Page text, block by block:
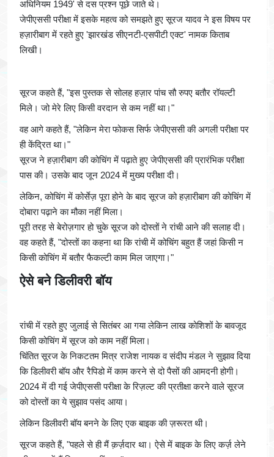
अधिनियम 1949' से दस प्रश्न पूछे जाते थे।
जेपीएससी परीक्षा में इसके महत्व को समझते हुए सूरज यादव ने इस विषय पर
हज़ारीबाग में रहते हुए 'झारखंड सीएनटी-एसपीटी एक्ट' नामक किताब
लिखी।
सूरज कहते हैं, "इस पुस्तक से सोलह हज़ार पांच सौ रुपए बतौर रॉयल्टी
मिले। जो मेरे लिए किसी वरदान से कम नहीं था।"
वह आगे कहते हैं, "लेकिन मेरा फोकस सिर्फ जेपीएससी की अगली परीक्षा पर
ही केंद्रित था।"
सूरज ने हज़ारीबाग की कोचिंग में पढ़ाते हुए जेपीएससी की प्रारंभिक परीक्षा
पास की। उसके बाद जून 2024 में मुख्य परीक्षा दी।
लेकिन, कोचिंग में कोर्सेज़ पूरा होने के बाद सूरज को हज़ारीबाग की कोचिंग में
दोबारा पढ़ाने का मौका नहीं मिला।
पूरी तरह से बेरोज़गार हो चुके सूरज को दोस्तों ने रांची आने की सलाह दी।
वह कहते हैं, "दोस्तों का कहना था कि रांची में कोचिंग बहुत हैं जहां किसी न
किसी कोचिंग में बतौर फैकल्टी काम मिल जाएगा।"
ऐसे बने डिलीवरी बॉय
रांची में रहते हुए जुलाई से सितंबर आ गया लेकिन लाख कोशिशों के बावजूद
किसी कोचिंग में सूरज को काम नहीं मिला।
चिंतित सूरज के निकटतम मित्र राजेश नायक व संदीप मंडल ने सुझाव दिया
कि डिलीवरी बॉय और रैपिडो में काम करने से दो पैसों की आमदनी होगी।
2024 में दी गई जेपीएससी परीक्षा के रिज़ल्ट की प्रतीक्षा करने वाले सूरज
को दोस्तों का ये सुझाव पसंद आया।
लेकिन डिलीवरी बॉय बनने के लिए एक बाइक की ज़रूरत थी।
सूरज कहते हैं, "पहले से ही मैं क़र्ज़दार था। ऐसे में बाइक के लिए कर्ज़ लेने